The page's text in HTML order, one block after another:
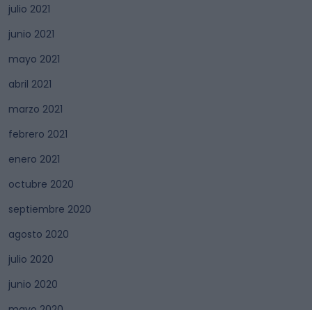
julio 2021
junio 2021
mayo 2021
abril 2021
marzo 2021
febrero 2021
enero 2021
octubre 2020
septiembre 2020
agosto 2020
julio 2020
junio 2020